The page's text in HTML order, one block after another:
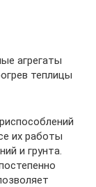
агрегаты
теплицы
их работы
и грунта.